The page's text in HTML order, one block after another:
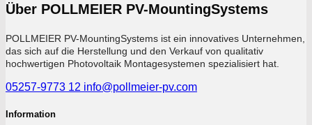
Über POLLMEIER PV-MountingSystems
POLLMEIER PV-MountingSystems ist ein innovatives Unternehmen,
das sich auf die Herstellung und den Verkauf von qualitativ
hochwertigen Photovoltaik Montagesystemen spezialisiert hat.
05257-9773 12 info@pollmeier-pv.com
Information